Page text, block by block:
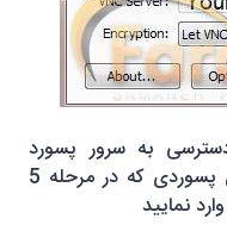
به سرور پسورد
درخواست می شود در این جا همان پسوردی که در مرحله 5
نمایید